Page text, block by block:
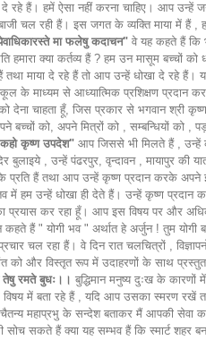
दे रहे हैं। हमें ऐसा नहीं करना चाहिए। आप
चल रही हैं। इस जगत के व्यक्ति माया में
मा फलेषु कदाचन" वे यह कहते हैं कि
हमारा क्या कर्तव्य हैं ? हम उन मासूम बच्चों
तथा माया दे रहे हैं तो आप उन्हें धोखा दे
के माध्यम से आध्यात्मिक प्रशिक्षण प्रदान
चाहता हूँ, जिस प्रकार से भगवान श्री
बच्चों को, अपने मित्रों को , सम्बन्धियों को ,
कहो कृष्ण उपदेश" आप जिससे भी मिलते हैं , उन्हें
बुलाइये , उन्हें पंढरपुर, वृन्दावन , मायापुर की
के प्रति हैं तथा आप उन्हें कृष्ण प्रदान करके
में हम उन्हें धोखा ही देते हैं। उन्हें कृष्ण
कर रहा हूँ। आप इस विषय पर और
कहते हैं " योगी भव " अर्थात हे अर्जुन ! तुम
चल रहा हैं। वे दिन रात चलचित्रों ,
को और विस्तृत रूप में उदाहरणों के साथ
तेषु रमते बुधः।। बुद्धिमान मनुष्य दुःख के
में बता रहे हैं , यदि आप उसका स्मरण रखें
महाप्रभु के सन्देश बताकर मैं आपकी सेवा
सकते हैं क्या यह सम्भव हैं कि स्मार्ट शहर